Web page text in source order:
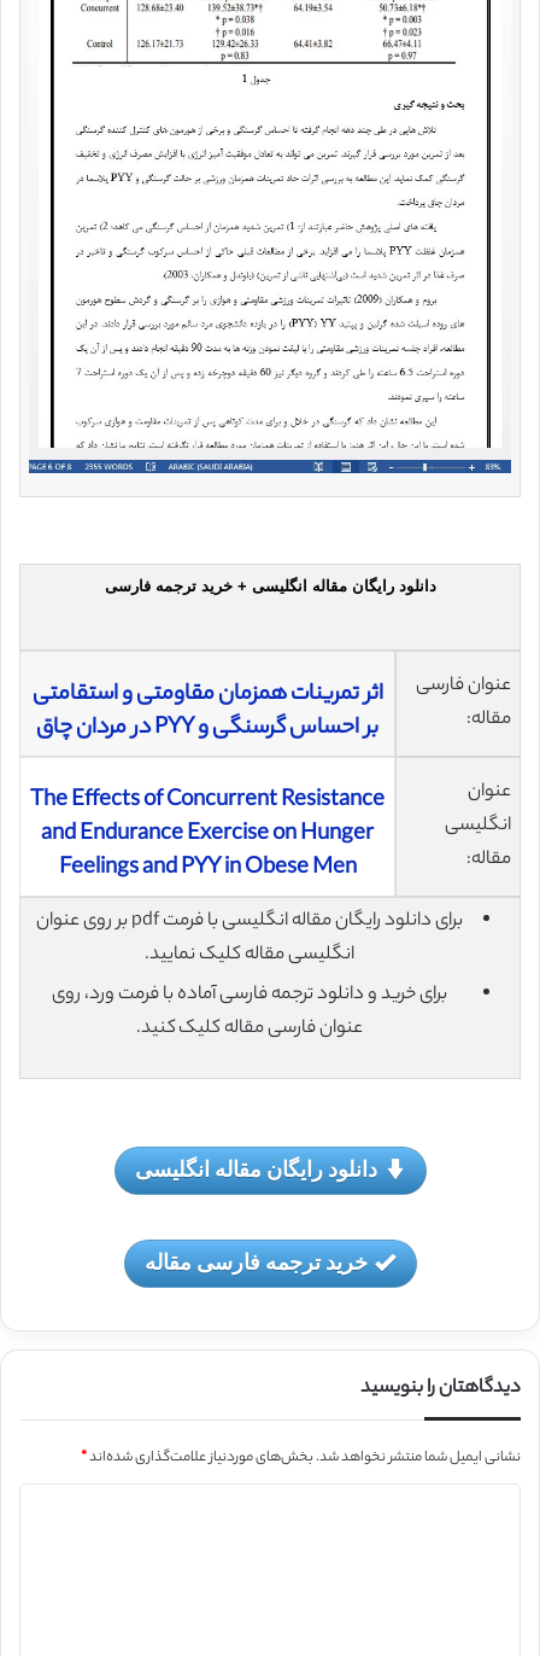
دانلود رایگان مقاله انگلیسی + خرید ترجمه فارسی
عنوان فارسی
مقاله:
اثر تمرینات همزمان مقاومتی و استقامتی
بر احساس گرسنگی و PYY در مردان چاق
عنوان
انگلیسی
مقاله:
The Effects of Concurrent Resistance
and Endurance Exercise on Hunger
Feelings and PYY in Obese Men
برای دانلود رایگان مقاله انگلیسی با فرمت pdf بر روی عنوان
انگلیسی مقاله کلیک نمایید.
برای خرید و دانلود ترجمه فارسی آماده با فرمت ورد، روی
عنوان فارسی مقاله کلیک کنید.
دانلود رایگان مقاله انگلیسی
خرید ترجمه فارسی مقاله
دیدگاهتان را بنویسید
نشانی ایمیل شما منتشر نخواهد شد.بخش‌های موردنیاز علامت‌گذاری شده‌اند*